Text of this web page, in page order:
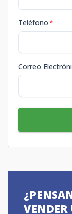
Teléfono*
Correo